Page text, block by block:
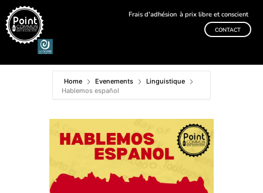
Frais d'adhésion à prix libre et conscient
CONTACT
Home Evenements
Linguistique
Hablemos español